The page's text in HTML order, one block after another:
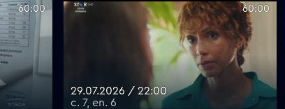
60:00 60:00
29.07.2026 / 22:00
с. 7, еп. 6